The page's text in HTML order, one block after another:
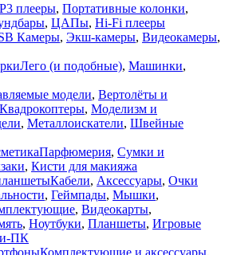
плееры, Портативные колонки,
, ЦАПы, Hi-Fi плееры
Камеры, Экш-камеры, Видеокамеры,
Лего (и подобные), Машинки,
модели, Вертолёты и
Квадрокоптеры, Моделизм и
, Металлоискатели, Швейные
Парфюмерия, Сумки и
, Кисти для макияжа
Кабели, Аксессуары, Очки
, Геймпады, Мышки,
, Видеокарты,
, Ноутбуки, Планшеты, Игровые
ПК
Комплектующие и аксессуары,